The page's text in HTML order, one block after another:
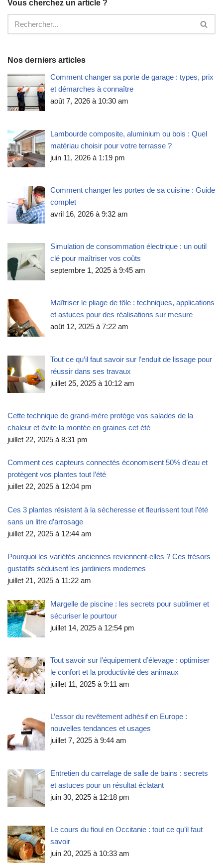
Vous cherchez un article ?
Nos derniers articles
Comment changer sa porte de garage : types, prix
et démarches à connaître
août 7, 2026 à 10:30 am
Lambourde composite, aluminium ou bois : Quel
matériau choisir pour votre terrasse ?
juin 11, 2026 à 1:19 pm
Comment changer les portes de sa cuisine : Guide
complet
avril 16, 2026 à 9:32 am
Simulation de consommation électrique : un outil
clé pour maîtriser vos coûts
septembre 1, 2025 à 9:45 am
Maîtriser le pliage de tôle : techniques, applications
et astuces pour des réalisations sur mesure
août 12, 2025 à 7:22 am
Tout ce qu’il faut savoir sur l’enduit de lissage pour
réussir dans ses travaux
juillet 25, 2025 à 10:12 am
Cette technique de grand-mère protège vos salades de la
chaleur et évite la montée en graines cet été
juillet 22, 2025 à 8:31 pm
Comment ces capteurs connectés économisent 50% d’eau et
protègent vos plantes tout l’été
juillet 22, 2025 à 12:04 pm
Ces 3 plantes résistent à la sécheresse et fleurissent tout l’été
sans un litre d’arrosage
juillet 22, 2025 à 12:44 am
Pourquoi les variétés anciennes reviennent-elles ? Ces trésors
gustatifs séduisent les jardiniers modernes
juillet 21, 2025 à 11:22 am
Margelle de piscine : les secrets pour sublimer et
sécuriser le pourtour
juillet 14, 2025 à 12:54 pm
Tout savoir sur l’équipement d’élevage : optimiser
le confort et la productivité des animaux
juillet 11, 2025 à 9:11 am
L’essor du revêtement adhésif en Europe :
nouvelles tendances et usages
juillet 7, 2025 à 9:44 am
Entretien du carrelage de salle de bains : secrets
et astuces pour un résultat éclatant
juin 30, 2025 à 12:18 pm
Le cours du fioul en Occitanie : tout ce qu’il faut
savoir
juin 20, 2025 à 10:33 am